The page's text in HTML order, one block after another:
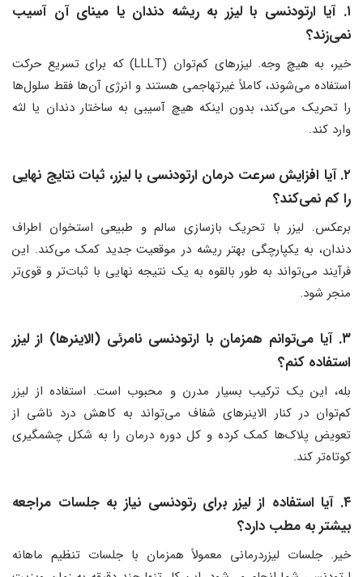
۱. آیا ارتودنسی با لیزر به ریشه دندان یا مینای آن آسیب
نمی‌زند؟
خیر، به هیچ وجه. لیزرهای کم‌توان (LLLT) که برای تسریع حرکت
استفاده می‌شوند، کاملاً غیرتهاجمی هستند و انرژی آن‌ها فقط سلول‌ها
را تحریک می‌کند، بدون اینکه هیچ آسیبی به ساختار دندان یا لثه
وارد کند.
۲. آیا افزایش سرعت درمان ارتودنسی با لیزر، ثبات نتایج نهایی
را کم نمی‌کند؟
برعکس. لیزر با تحریک بازسازی سالم و طبیعی استخوان اطراف
دندان، به یکپارچگی بهتر ریشه در موقعیت جدید کمک می‌کند. این
فرآیند می‌تواند به طور بالقوه به یک نتیجه نهایی با ثبات‌تر و قوی‌تر
منجر شود.
۳. آیا می‌توانم همزمان با ارتودنسی نامرئی (الاینرها) از لیزر
استفاده کنم؟
بله، این یک ترکیب بسیار مدرن و محبوب است. استفاده از لیزر
کم‌توان در کنار الاینرهای شفاف می‌تواند به کاهش درد ناشی از
تعویض پلاک‌ها کمک کرده و کل دوره درمان را به شکل چشمگیری
کوتاه‌تر کند.
۴. آیا استفاده از لیزر برای رتودنسی نیاز به جلسات مراجعه
بیشتر به مطب دارد؟
خیر. جلسات لیزردرمانی معمولاً همزمان با جلسات تنظیم ماهانه